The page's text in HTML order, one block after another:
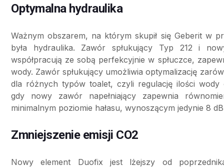
Optymalna hydraulika
Ważnym obszarem, na którym skupił się Geberit w
była hydraulika. Zawór spłukujący Typ 212 i
współpracują ze sobą perfekcyjnie w spłuczce,
wody. Zawór spłukujący umożliwia optymalizację
dla różnych typów toalet, czyli regulację ilości wody
gdy nowy zawór napełniający zapewnia
minimalnym poziomie hałasu, wynoszącym jedynie 8
Zmniejszenie emisji CO2
Nowy element Duofix jest lżejszy od